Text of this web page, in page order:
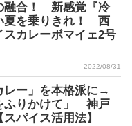
融合！ 新感覚『冷
夏を乗りきれ！ 西
カレーボマイェ2号
2022/08/31
レー」を本格派に→
ふりかけて」 神戸
パイス活用法】